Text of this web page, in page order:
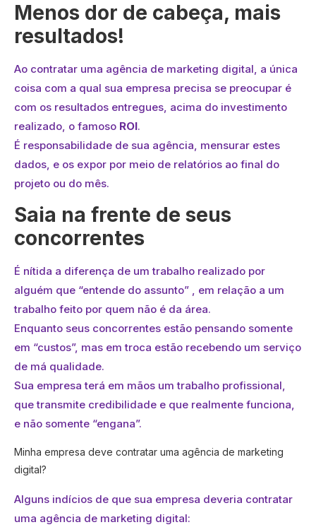
Menos dor de cabeça, mais
resultados!
Ao contratar uma agência de marketing digital, a única
coisa com a qual sua empresa precisa se preocupar é
com os resultados entregues, acima do investimento
realizado, o famoso ROI.
É responsabilidade de sua agência, mensurar estes
dados, e os expor por meio de relatórios ao final do
projeto ou do mês.
Saia na frente de seus
concorrentes
É nítida a diferença de um trabalho realizado por
alguém que “entende do assunto” , em relação a um
trabalho feito por quem não é da área.
Enquanto seus concorrentes estão pensando somente
em “custos”, mas em troca estão recebendo um serviço
de má qualidade.
Sua empresa terá em mãos um trabalho profissional,
que transmite credibilidade e que realmente funciona,
e não somente “engana”.
Minha empresa deve contratar uma agência de marketing
digital?
Alguns indícios de que sua empresa deveria contratar
uma agência de marketing digital: